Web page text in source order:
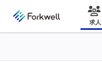
求人